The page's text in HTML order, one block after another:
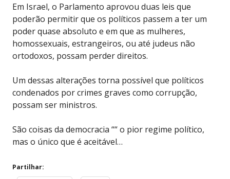
Em Israel, o Parlamento aprovou duas leis que
poderão permitir que os políticos passem a ter um
poder quase absoluto e em que as mulheres,
homossexuais, estrangeiros, ou até judeus não
ortodoxos, possam perder direitos.
Um dessas alterações torna possível que políticos
condenados por crimes graves como corrupção,
possam ser ministros.
São coisas da democracia ““ o pior regime político,
mas o único que é aceitável…
Partilhar: